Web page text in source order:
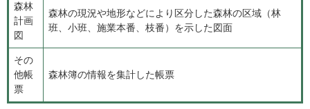
森林
計画
図
森林の現況や地形などにより区分した森林の区域（林
班、小班、施業本番、枝番）を示した図面
その
他帳
票
森林簿の情報を集計した帳票